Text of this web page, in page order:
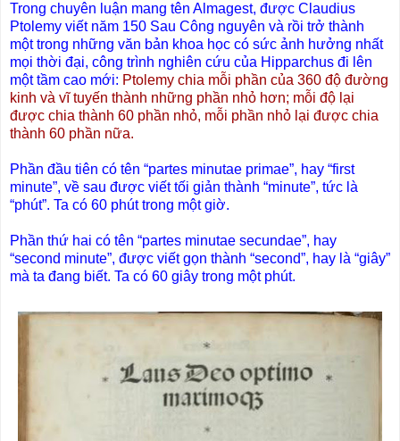
Trong chuyên luận mang tên Almagest, được Claudius
Ptolemy viết năm 150 Sau Công nguyên và rồi trở thành
một trong những văn bản khoa học có sức ảnh hưởng nhất
mọi thời đại, công trình nghiên cứu của Hipparchus đi lên
một tầm cao mới: Ptolemy chia mỗi phần của 360 độ đường
kinh và vĩ tuyến thành những phần nhỏ hơn; mỗi độ lại
được chia thành 60 phần nhỏ, mỗi phần nhỏ lại được chia
thành 60 phần nữa.
Phần đầu tiên có tên “partes minutae primae”, hay “first
minute”, về sau được viết tối giản thành “minute”, tức là
“phút”. Ta có 60 phút trong một giờ.
Phần thứ hai có tên “partes minutae secundae”, hay
“second minute”, được viết gọn thành “second”, hay là “giây”
mà ta đang biết. Ta có 60 giây trong một phút.